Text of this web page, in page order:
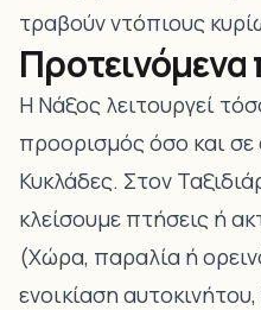
τραβούν ντόπιους
Η Νάξος λειτουργεί
προορισμός όσο και
Κυκλάδες. Στον
κλείσουμε πτήσεις ή
(Χώρα, παραλία ή
ενοικίαση